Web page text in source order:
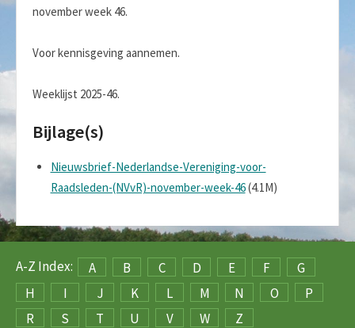
november week 46.
Voor kennisgeving aannemen.
Weeklijst 2025-46.
Bijlage(s)
Nieuwsbrief-Nederlandse-Vereniging-voor-
Raadsleden-(NVvR)-november-week-46(4.1M)
A-Z Index: A B C D E F
G
H
I J K L M N O
P
R
S T U V W Z